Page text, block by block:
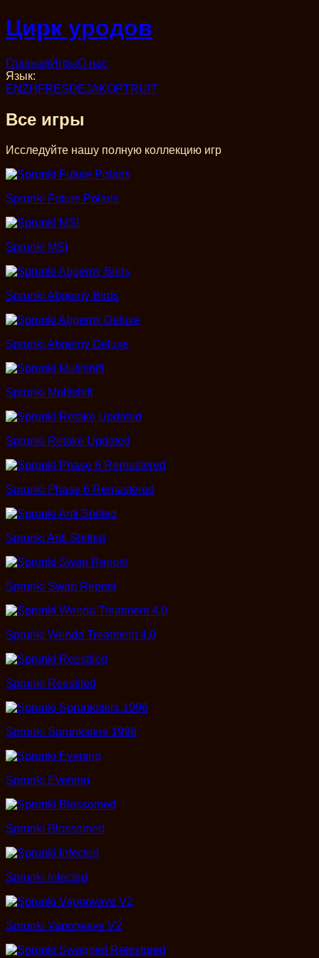
Цирк уродов
ГлавнаяИгрыО нас
Язык:
ENZH FRESDEJAKOPTRU IT
Все игры
Исследуйте нашу полную коллекцию игр
Sprunki Future Polaris
Sprunki MSI
Sprunki Abgerny Birds
Sprunki Abgerny Deluxe
Sprunki Multishift
Sprunki Retake Updated
Sprunki Phase 6 Remastered
Sprunki Anti Shifted
Sprunki Swap Repost
Sprunki Wenda Treatment 4.0
Sprunki Reestiled
Sprunki Sprunksters 1996
Sprunki Evening
Sprunki Blossomed
Sprunki Infected
Sprunki Vaporwave V2